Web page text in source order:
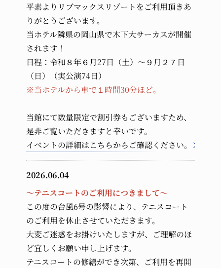
幼児 (食事のみ)
平素よりリブマックスリゾートをご利用頂きあ
りがとうございます。
当ホテル隣県の岡山県で木下大サーカスが開催
されます！
日程：令和８年６月27日（土）～９月２７日
（日）（実公演74日）
※当ホテルから車で１時間30分ほど。
当館にて数量限定で割引券もございますため、
是非ご覧いただきますと幸いです。
イベントの詳細はこちらからご確認ください。
2026.06.04
～テニスコートのご利用につきまして～
この度の台風6号の影響により、テニスコート
のご利用を休止させていただきます。
大変ご迷惑をお掛けいたしますが、ご理解のほ
ど宜しくお願い申し上げます。
テニスコートの修繕ができ次第、ご利用を再開